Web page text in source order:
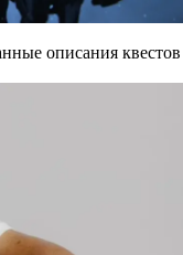
описания квестов